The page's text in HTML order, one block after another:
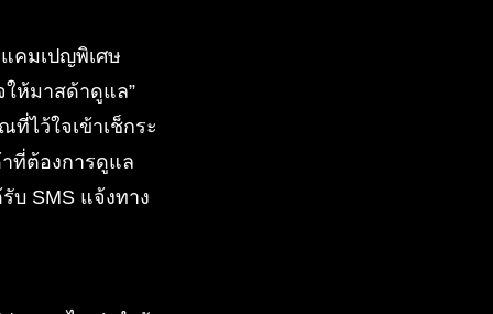
คมเปญพิเศษ
ให้มาสด้าดูแล”
ไว้ใจเข้าเช็กระ
ที่ต้องการดูแล
บ SMS แจ้งทาง